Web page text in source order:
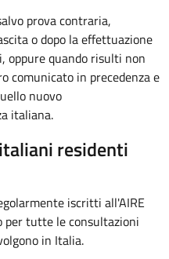
prova contraria,
o dopo la effettuazione
oppure quando risulti non
comunicato in precedenza e
nuovo
italiana.
residenti
iscritti all'AIRE
tutte le consultazioni
in Italia.